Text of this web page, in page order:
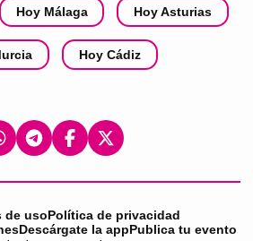
Hoy Málaga Hoy Asturias
Hoy Cádiz
de usoPolítica de privacidad
Descárgate la appPublica tu evento